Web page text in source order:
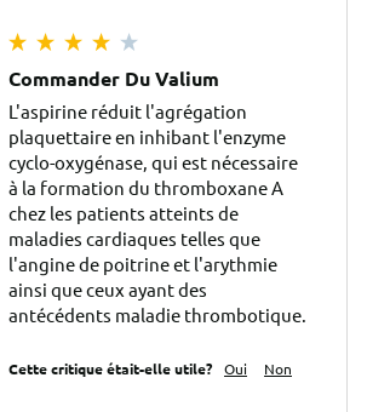
Commander Du Valium
L'aspirine réduit l'agrégation
plaquettaire en inhibant l'enzyme
cyclo-oxygénase, qui est nécessaire
à la formation du thromboxane A
chez les patients atteints de
maladies cardiaques telles que
l'angine de poitrine et l'arythmie
ainsi que ceux ayant des
antécédents maladie thrombotique.
Cette critique était-elle utile? Oui Non